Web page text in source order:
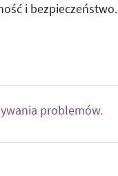
i bezpieczeństwo.
problemów.